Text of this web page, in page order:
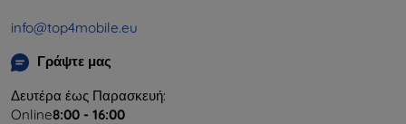
info@top4mobile.eu
Γράψτε μας
Δευτέρα έως Παρασκευή:
Online8:00 - 16:00